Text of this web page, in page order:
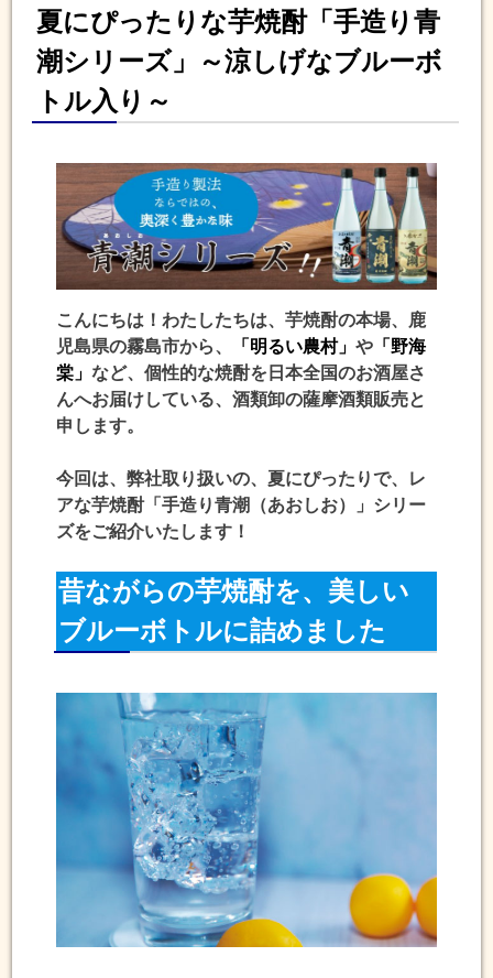
夏にぴったりな芋焼酎「手造り青
潮シリーズ」～涼しげなブルーボ
トル入り～
こんにちは！わたしたちは、芋焼酎の本場、鹿
児島県の霧島市から、
「明るい農村」や 「野海
棠」など、個性的な焼酎を日本全国のお酒屋さ
んへお届けしている、酒類卸の薩摩酒類販売と
申します。
今回は、弊社取り扱いの、夏にぴったりで、レ
アな芋焼酎「手造り青潮（あおしお）」シリー
ズをご紹介いたします！
昔ながらの芋焼酎を、美しい
ブルーボトルに詰めました